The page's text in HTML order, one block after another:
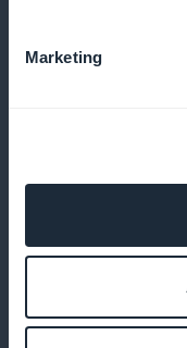
Marketing
Comissão zero
Adapte a página
prestígio e a